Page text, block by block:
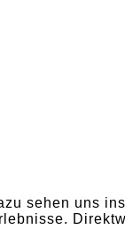
sehen uns